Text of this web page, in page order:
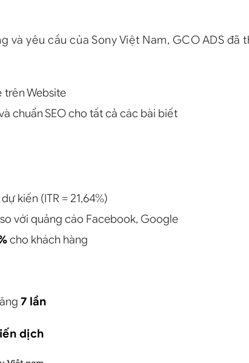
và yêu cầu của Sony Việt Nam, GCO ADS đã
trên Website
chuẩn SEO cho tất cả các bài biết
kiến (ITR = 21,64%)
so với quảng cáo Facebook, Google
cho khách hàng
7 lần
dịch